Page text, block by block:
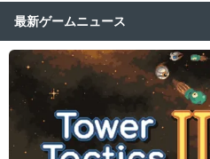
最新ゲームニュース